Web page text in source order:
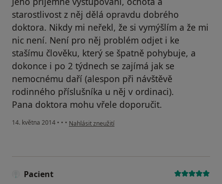
starostlivost z něj dělá opravdu dobrého
doktora. Nikdy mi neřekl, že si vymýšlím a že mi
nic není. Není pro něj problém odjet i ke
stašímu člověku, který se špatně pohybuje, a
dokonce i po 2 týdnech se zajímá jak se
nemocnému daří (alespon při návštěvě
rodinného příslušníka u něj v ordinaci).
Pana doktora mohu vřele doporučit.
14. května 2014 • • • podle názoru uživatele Váš účet byl odstraněn
Nahlásit zneužití
Pacient